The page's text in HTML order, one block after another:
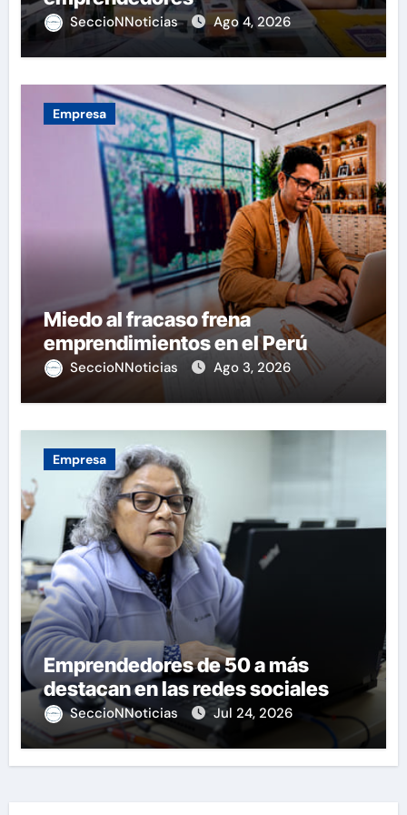
SeccioNNoticias Ago 4, 2026
Empresa
Miedo al fracaso frena
emprendimientos en el Perú
SeccioNNoticias Ago 3, 2026
Empresa
Emprendedores de 50 a más
destacan en las redes sociales
SeccioNNoticias Jul 24, 2026